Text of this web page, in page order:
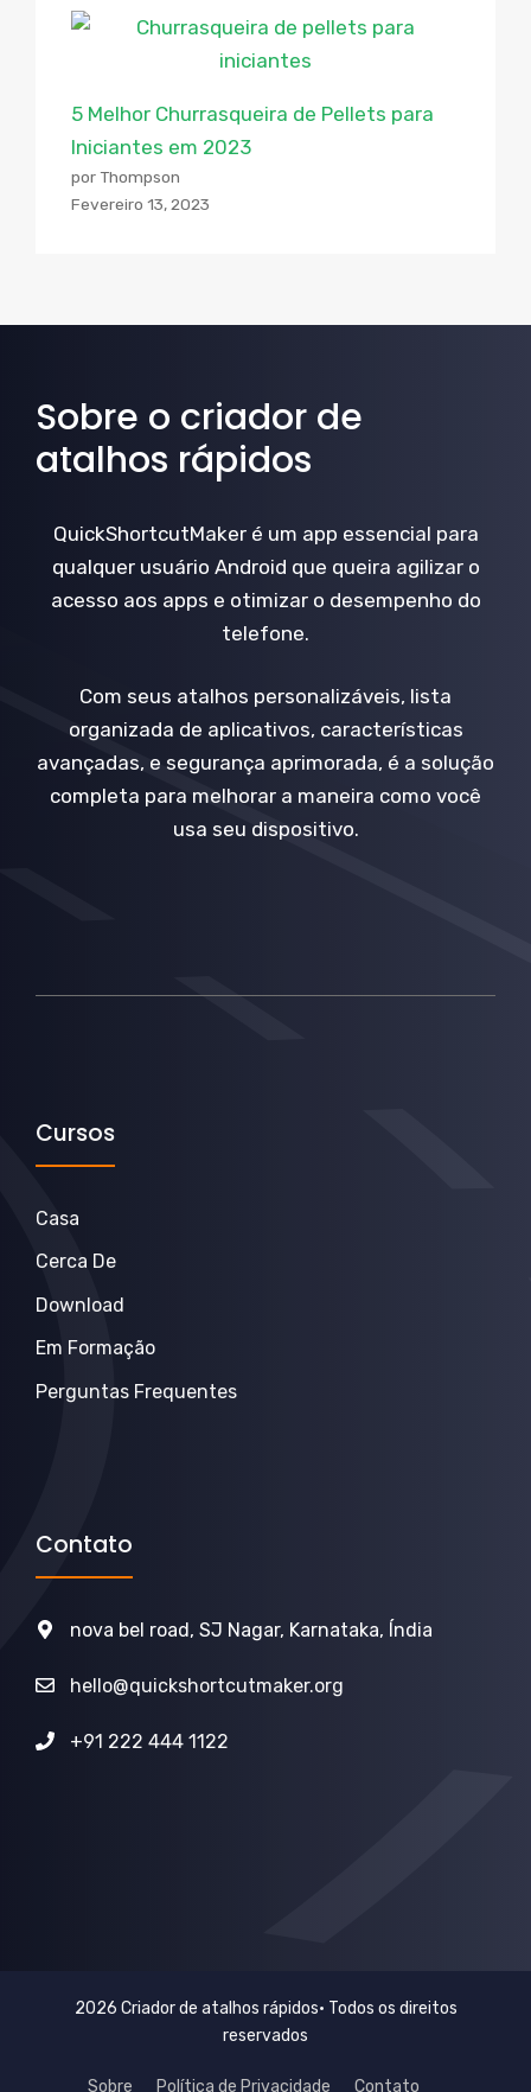
5 Melhor Churrasqueira de Pellets para
Iniciantes em 2023
por Thompson
Fevereiro 13, 2023
Sobre o criador de
atalhos rápidos
QuickShortcutMaker é um app essencial para
qualquer usuário Android que queira agilizar o
acesso aos apps e otimizar o desempenho do
telefone.
Com seus atalhos personalizáveis, lista
organizada de aplicativos, características
avançadas, e segurança aprimorada, é a solução
completa para melhorar a maneira como você
usa seu dispositivo.
Cursos
Casa
Cerca De
Download
Em Formação
Perguntas Frequentes
Contato
nova bel road, SJ Nagar, Karnataka, Índia
hello@quickshortcutmaker.org
+91 222 444 1122
2026 Criador de atalhos rápidos• Todos os direitos
reservados
Sobre Política de Privacidade Contato